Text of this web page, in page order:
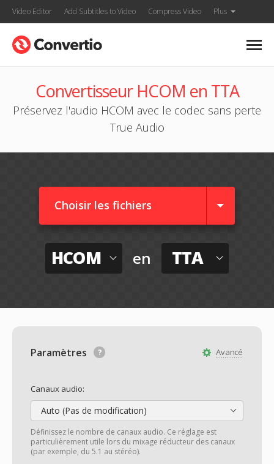
Video Editor Add Subtitles to Video Compress Video Plus
Convertisseur HCOM en TTA
Préservez l'audio HCOM avec le codec sans perte
True Audio
Choisir les fichiers
HCOM en TTA
Avancé
Paramètres
Canaux audio:
Auto (Pas de modification)
Définissez le nombre de canaux audio. Ce réglage est
particulièrement utile lors du mixage réducteur des canaux
(par exemple, du 5.1 au stéréo).